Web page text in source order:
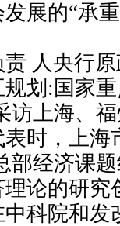
展的“承
人央行
划 : 国家
访上海、
时，上海
部经济课
论的研究
科院和发